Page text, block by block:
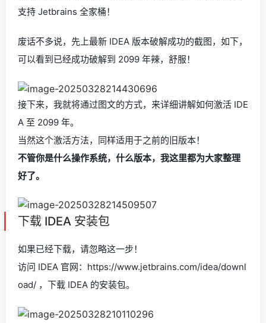
支持 Jetbrains 全家桶！
废话不多说，先上最新 IDEA 版本破解成功的截图，如下，
可以看到已经成功破解到 2099 年辣，舒服！
接下来，我就将通过图文的方式，来详细讲解如何激活 IDE
A 至 2099 年。
当然这个激活方法，同样适用于之前的旧版本！
不管你是什么操作系统，什么版本，我这里都为大家整理
好了。
下载 IDEA 安装包
如果已经下载，请忽略这一步！
访问 IDEA 官网：https://www.jetbrains.com/idea/downl
oad/ ，下载 IDEA 的安装包。